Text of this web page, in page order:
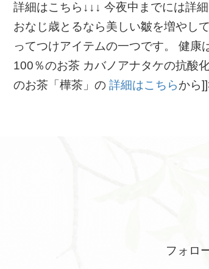
詳細はこちら↓↓↓ 今夜中までには詳
おなじ歳とるなら美しい皺を増やし
ってつけアイテムの一つです。 健
100％のお茶 カバノアナタケの抗酸
のお茶「樺茶」の 詳細はこちらから
フォロ